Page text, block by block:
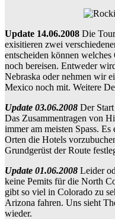
Update 14.06.2008 Die
exisitieren zwei
entscheiden können
noch bereisen. Entweder
Nebraska oder nehmen wir
Mexico noch mit. Weitere
Update 03.06.2008 Der
Das Zusammentragen von
immer am meisten Spass.
Orten die Hotels
Grundgerüst der Route
Update 01.06.2008 Leider
keine Pemits für die North
gibt so viel in Colorado zu
Arizona fahren. Uns sieht
wieder.